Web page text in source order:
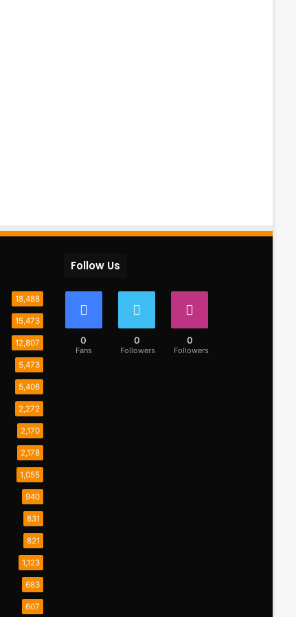
18,488
15,473
12,807
5,473
5,406
2,272
2,170
2,178
1,055
940
831
821
1,123
683
607
Follow Us
0
Fans
0
Followers
0
Followers